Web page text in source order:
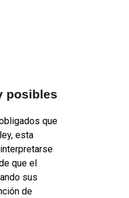
posibles
que
esta
que el
sus
de